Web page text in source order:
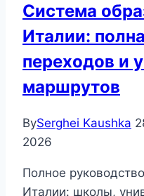
Система
Италии:
переходов и
маршрутов
BySerghei Kaushka
2026
Полное
Италии: школы,